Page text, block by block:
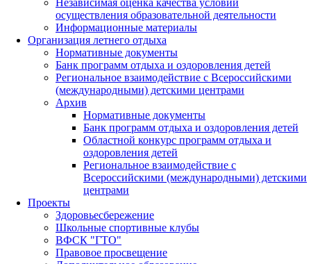
осуществления образовательной деятельности
Информационные материалы
Организация летнего отдыха
Нормативные документы
Банк программ отдыха и оздоровления детей
Региональное взаимодействие с Всероссийскими
(международными) детскими центрами
Архив
Нормативные документы
Банк программ отдыха и оздоровления детей
Областной конкурс программ отдыха и
оздоровления детей
Региональное взаимодействие с
Всероссийскими (международными) детскими
центрами
Проекты
Здоровьесбережение
Школьные спортивные клубы
ВФСК "ГТО"
Правовое просвещение